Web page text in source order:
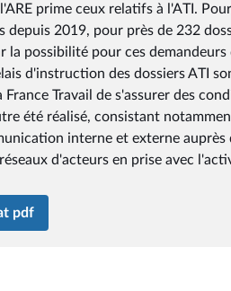
prime ceux relatifs à l'ATI.
depuis 2019, pour près de 232
la possibilité pour ces
d'instruction des dossiers ATI
France Travail de s'assurer des
été réalisé, consistant
interne et externe
d'acteurs en prise avec
pdf